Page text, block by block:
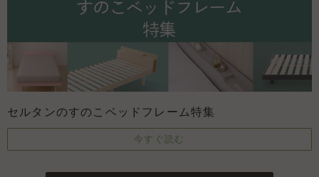
セルタンのすのこベッドフレーム特集
今すぐ読む